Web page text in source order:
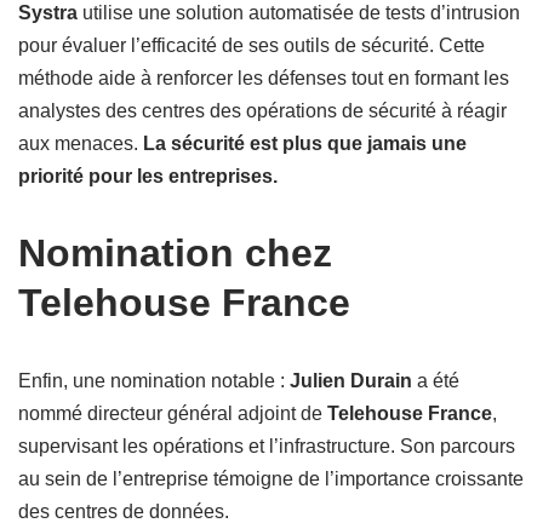
Systra utilise une solution automatisée de tests d’intrusion
pour évaluer l’efficacité de ses outils de sécurité. Cette
méthode aide à renforcer les défenses tout en formant les
analystes des centres des opérations de sécurité à réagir
aux menaces. La sécurité est plus que jamais une
priorité pour les entreprises.
Nomination chez
Telehouse France
Enfin, une nomination notable : Julien Durain a été
nommé directeur général adjoint de Telehouse France,
supervisant les opérations et l’infrastructure. Son parcours
au sein de l’entreprise témoigne de l’importance croissante
des centres de données.